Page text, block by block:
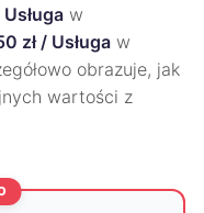
w
zł / Usługa w
obrazuje, jak
wartości z